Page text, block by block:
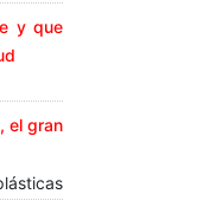
y que
el gran